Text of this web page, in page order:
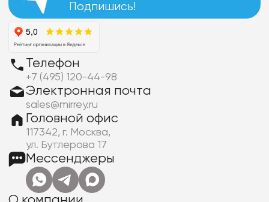
Подпишись!
Телефон
+7 (495) 120-44-98
Электронная почта
sales@mirrey.ru
Головной офис
117342, г. Москва,
ул. Бутлерова 17
Мессенджеры